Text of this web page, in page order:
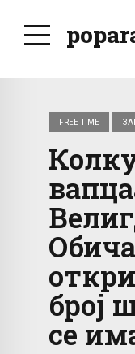
FREE TIME
Колку
број
се